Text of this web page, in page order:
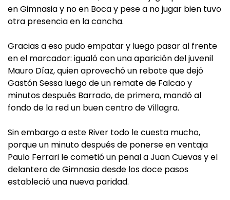
en Gimnasia y no en Boca y pese a no jugar bien tuvo
otra presencia en la cancha.
Gracias a eso pudo empatar y luego pasar al frente
en el marcador: igualó con una aparición del juvenil
Mauro Díaz, quien aprovechó un rebote que dejó
Gastón Sessa luego de un remate de Falcao y
minutos después Barrado, de primera, mandó al
fondo de la red un buen centro de Villagra.
Sin embargo a este River todo le cuesta mucho,
porque un minuto después de ponerse en ventaja
Paulo Ferrari le cometió un penal a Juan Cuevas y el
delantero de Gimnasia desde los doce pasos
estableció una nueva paridad.